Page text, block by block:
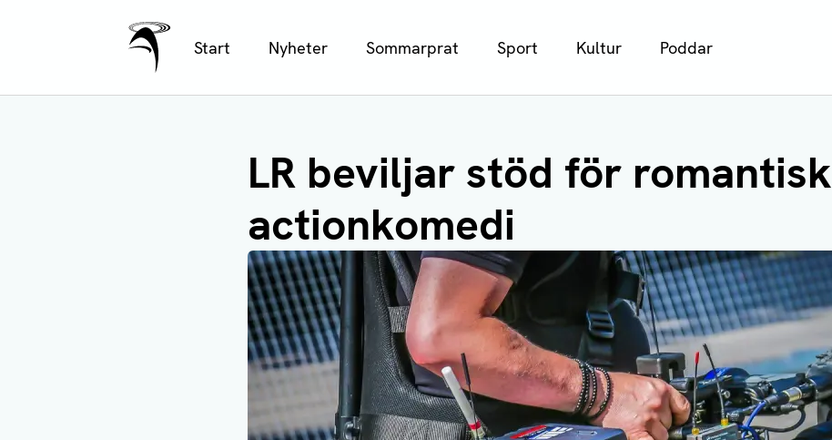
Ålands Radio & TV
Start Nyheter Sommarprat Sport Kultur Poddar
LR beviljar stöd för romantisk
actionkomedi